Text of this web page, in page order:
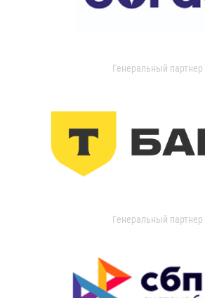
Генеральный партнер
Генеральный партнер